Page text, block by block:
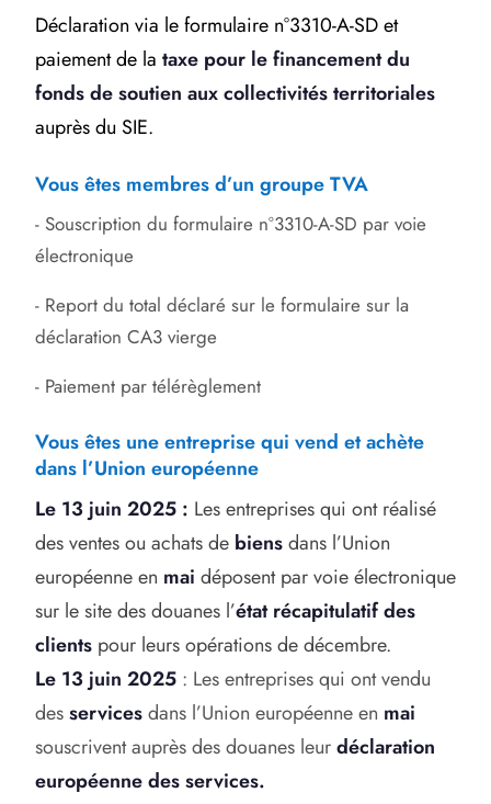
Déclaration via le formulaire n°3310-A-SD et
paiement de la taxe pour le financement du
fonds de soutien aux collectivités territoriales
auprès du SIE.
Vous êtes membres d’un groupe TVA
- Souscription du formulaire n°3310-A-SD par voie
électronique
- Report du total déclaré sur le formulaire sur la
déclaration CA3 vierge
- Paiement par télérèglement
Vous êtes une entreprise qui vend et achète
dans l’Union européenne
Le 13 juin 2025 : Les entreprises qui ont réalisé
des ventes ou achats de biensdans l’Union
européenne en mai déposent par voie électronique
sur le site des douanes l’état récapitulatif des
clients pour leurs opérations de décembre.
Le 13 juin 2025 : Les entreprises qui ont vendu
desservicesdans l’Union européenne en mai
souscrivent auprès des douanes leurdéclaration
européenne des services.